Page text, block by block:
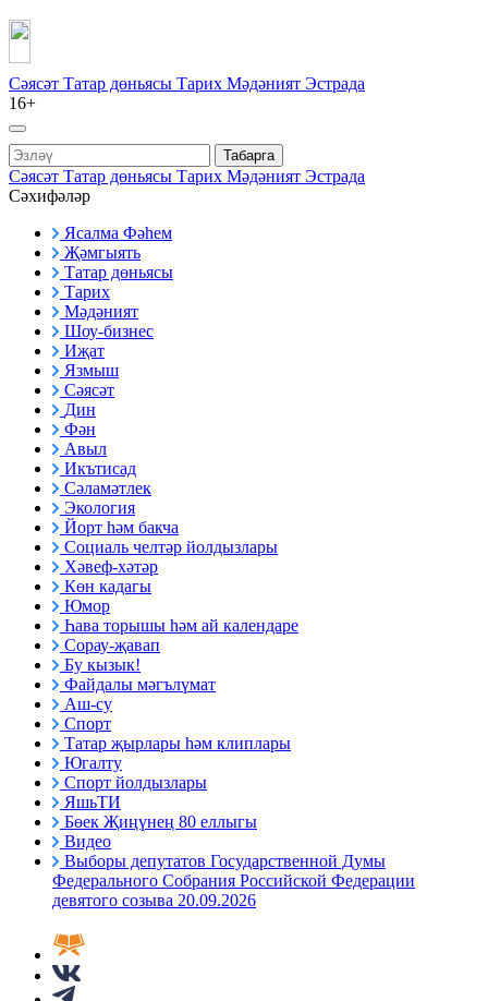
Сәясәт Татар дөньясы Тарих Мәдәният Эстрада
16+
Табарга
Сәясәт Татар дөньясы Тарих Мәдәният Эстрада
Сәхифәләр
Ясалма Фәһем
Җәмгыять
Татар дөньясы
Тарих
Мәдәният
Шоу-бизнес
Иҗат
Язмыш
Сәясәт
Дин
Фән
Авыл
Икътисад
Сәламәтлек
Экология
Йорт һәм бакча
Социаль челтәр йолдызлары
Хәвеф-хәтәр
Көн кадагы
Юмор
Һава торышы һәм ай календаре
Сорау-җавап
Бу кызык!
Файдалы мәгълүмат
Аш-су
Спорт
Татар җырлары һәм клиплары
Югалту
Спорт йолдызлары
ЯшьТИ
Бөек Җиңүнең 80 еллыгы
Видео
Выборы депутатов Государственной Думы
Федерального Собрания Российской Федерации
девятого созыва 20.09.2026